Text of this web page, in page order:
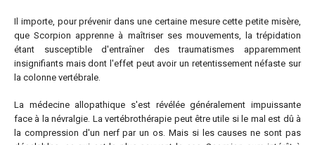
Il importe, pour prévenir dans une certaine mesure cette petite misère,
que Scorpion apprenne à maîtriser ses mouvements, la trépidation
étant susceptible d'entraîner des traumatismes apparemment
insignifiants mais dont l'effet peut avoir un retentissement néfaste sur
la colonne vertébrale.
La médecine allopathique s'est révélée généralement impuissante
face à la névralgie. La vertébrothérapie peut être utile si le mal est dû à
la compression d'un nerf par un os. Mais si les causes ne sont pas